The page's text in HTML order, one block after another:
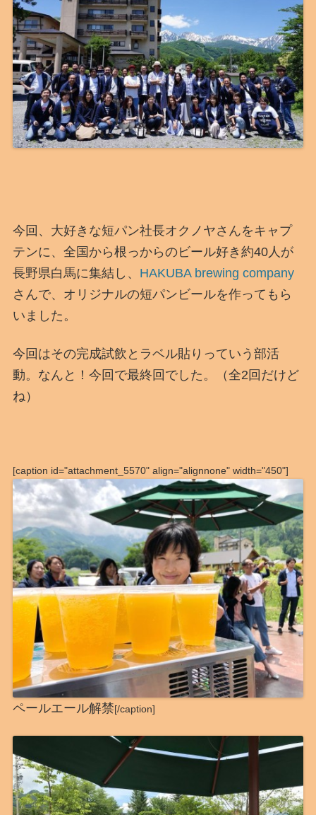
今回、大好きな短パン社長オクノヤさんをキャプ
テンに、全国から根っからのビール好き約40人が
長野県白馬に集結し、 HAKUBA brewing company
さんで、オリジナルの短パンビールを作ってもら
いました。
今回はその完成試飲とラベル貼りっていう部活
動。なんと！今回で最終回でした。（全2回だけど
ね）
[caption id="attachment_5570" align="alignnone" width="450"]
ペールエール解禁[/caption]